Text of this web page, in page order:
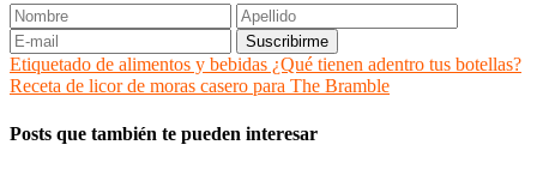
Etiquetado de alimentos y bebidas ¿Qué tienen adentro tus botellas?
Receta de licor de moras casero para The Bramble
Posts que también te pueden interesar